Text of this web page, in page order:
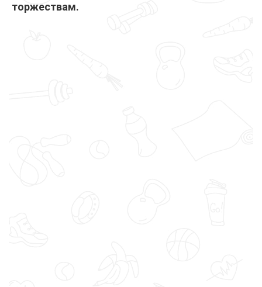
торжествам.